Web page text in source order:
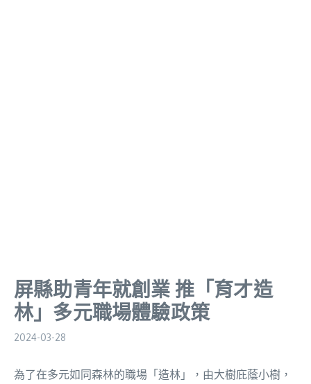
屏縣助青年就創業 推「育才造
林」多元職場體驗政策
2024-03-28
為了在多元如同森林的職場「造林」，由大樹庇蔭小樹，